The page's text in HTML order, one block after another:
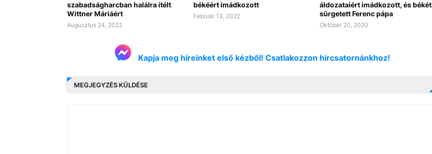
szabadságharcban halálra ítélt
Wittner Máriáért
Augusztus 24, 2022
békéért imádkozott
Február 13, 2022
áldozataiért imádkozott, és békét
sürgetett Ferenc pápa
Október 20, 2020
Kapja meg híreinket első kézből! Csatlakozzon hírcsatornánkhoz!
MEGJEGYZÉS KÜLDÉSE